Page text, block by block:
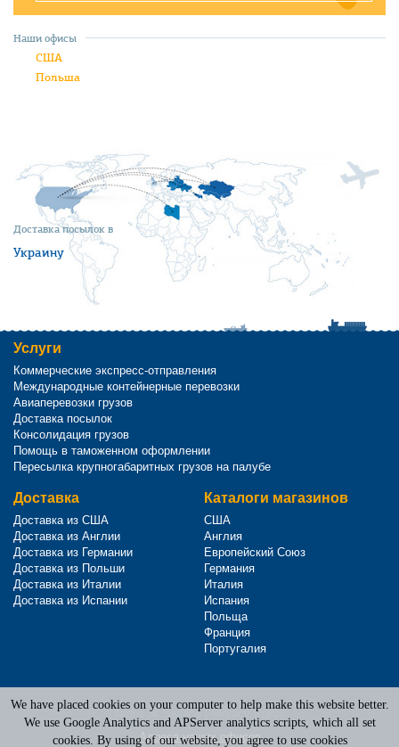
Доставка посылок в
Украину
Наши офисы
США
Польша
Услуги
Коммерческие экспресс-отправления
Международные контейнерные перевозки
Авиаперевозки грузов
Доставка посылок
Консолидация грузов
Помощь в таможенном оформлении
Пересылка крупногабаритных грузов на палубе
Доставка
Доставка из США
Доставка из Англии
Доставка из Германии
Доставка из Польши
Доставка из Италии
Доставка из Испании
Каталоги магазинов
США
Англия
Европейский Союз
Германия
Италия
Испания
Польща
Франция
Португалия
Terms of Service
Privacy Policy
Адреса наших офисов
We have placed cookies on your computer to help make this website better.
We use Google Analytics and APServer analytics scripts, which all set
cookies. By using of our website, you agree to use cookies